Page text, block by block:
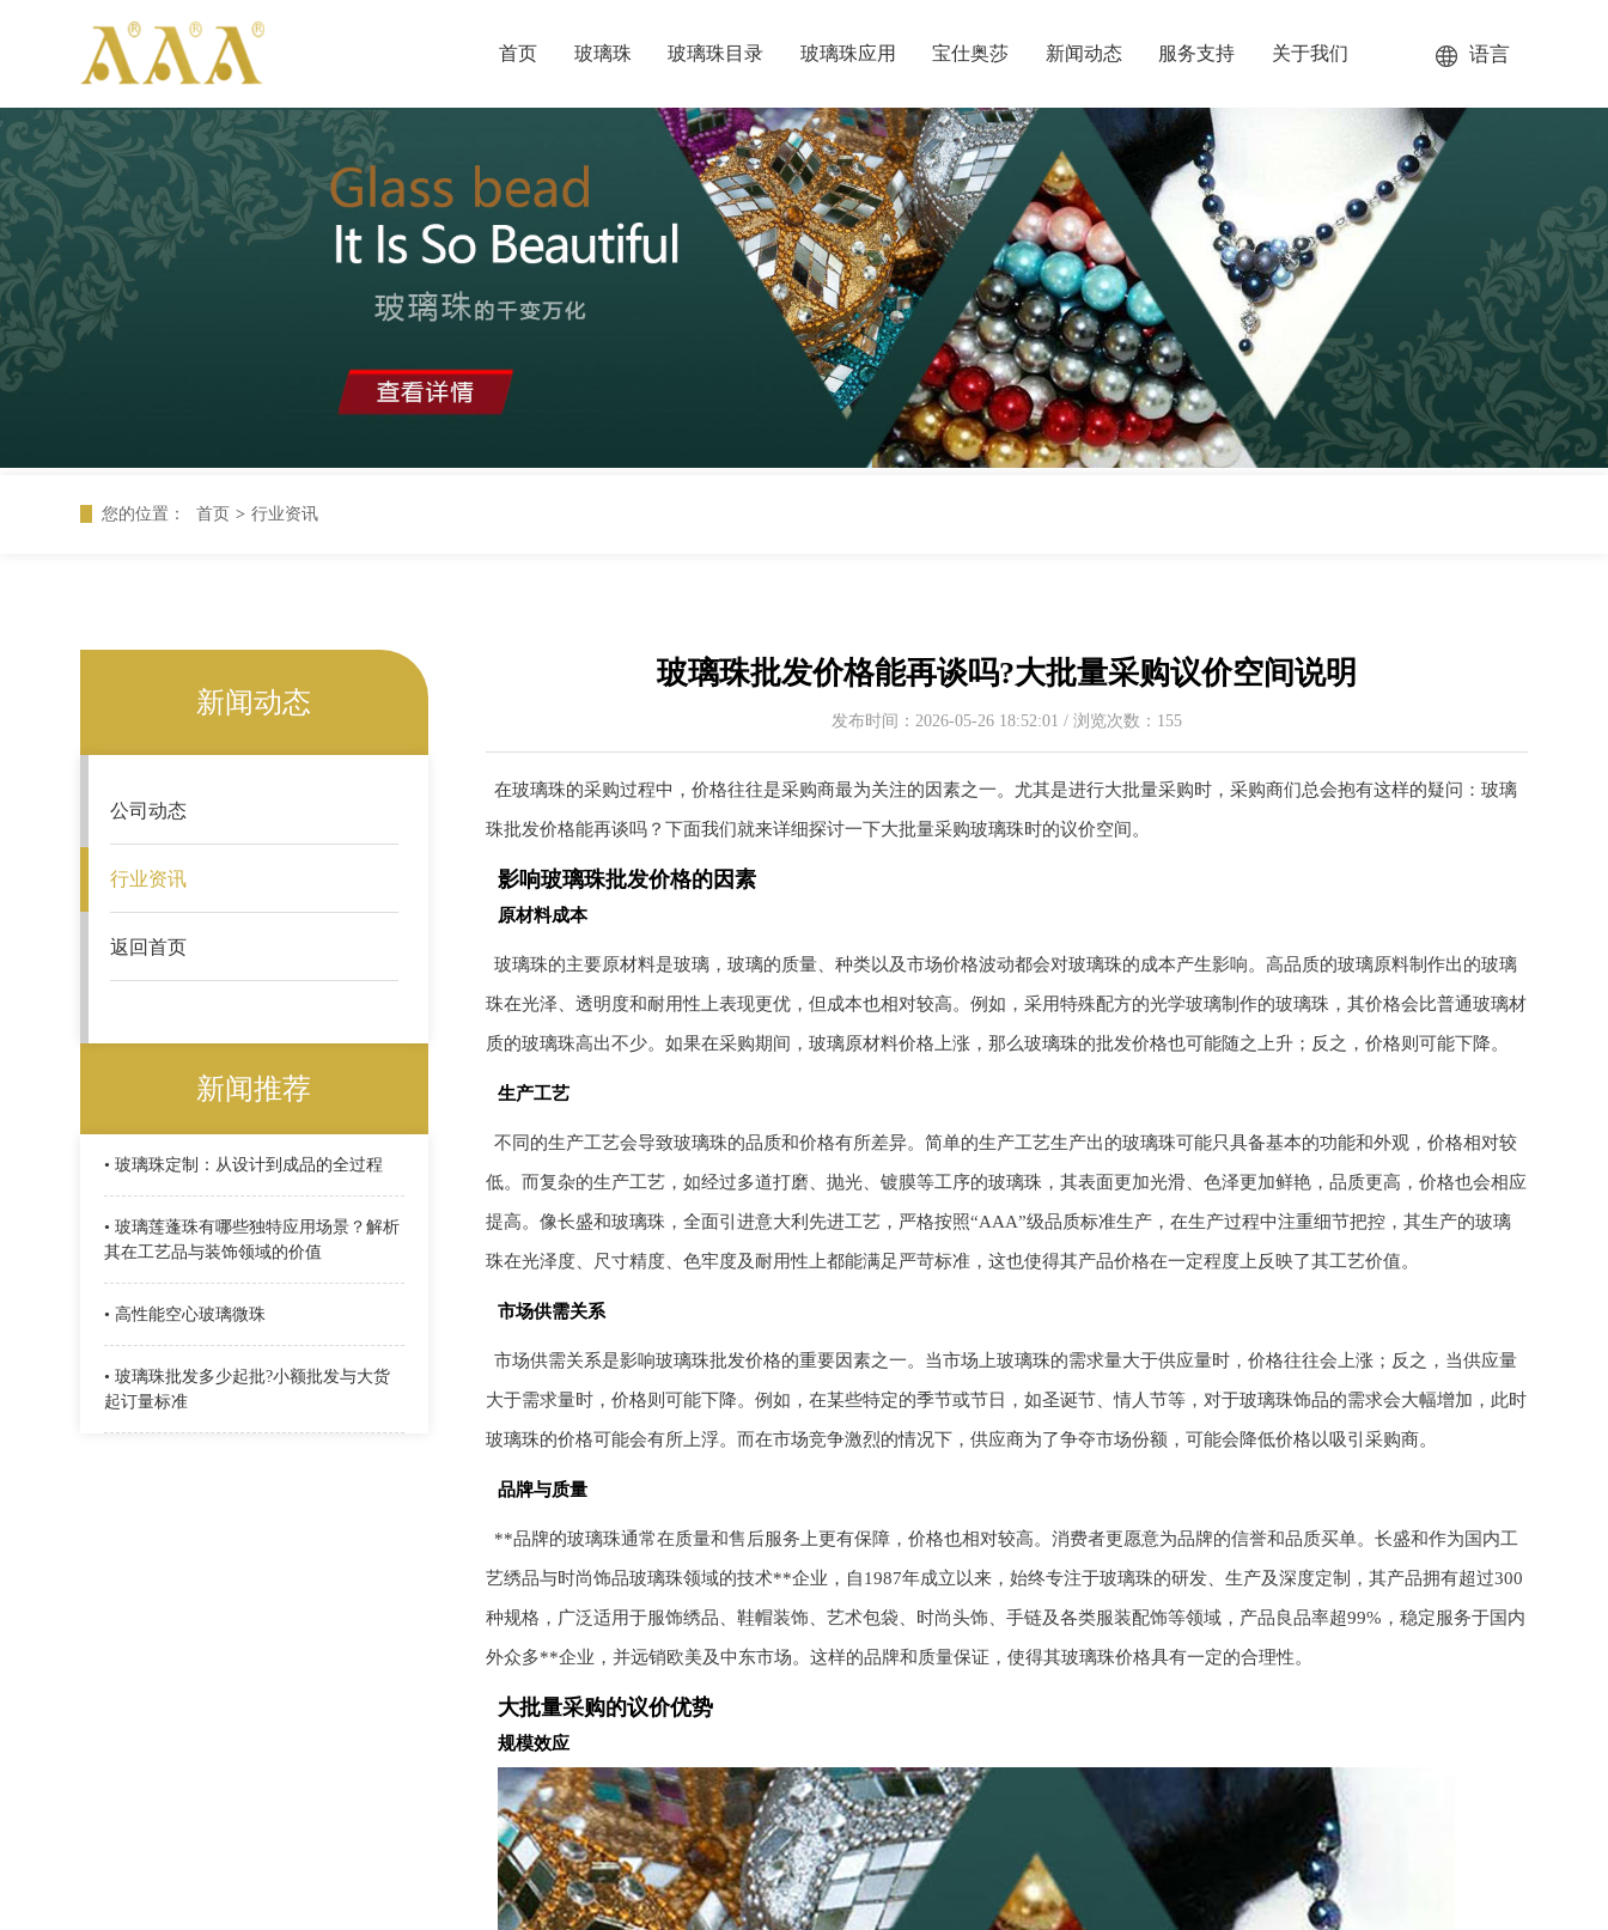
首页 玻璃珠 玻璃珠目录 玻璃珠应用 宝仕奥莎 新闻动态 服务支持 关于我们 语言
您的位置： 首页 > 行业资讯
新闻动态
公司动态
行业资讯
返回首页
新闻推荐
• 玻璃珠定制：从设计到成品的全过程
• 玻璃莲蓬珠有哪些独特应用场景？解析
其在工艺品与装饰领域的价值
• 高性能空心玻璃微珠
• 玻璃珠批发多少起批?小额批发与大货
起订量标准
玻璃珠批发价格能再谈吗?大批量采购议价空间说明
发布时间：2026-05-26 18:52:01 / 浏览次数：155
在玻璃珠的采购过程中，价格往往是采购商最为关注的因素之一。尤其是进行大批量采购时，采购商们总会抱有这样的疑问：玻璃
珠批发价格能再谈吗？下面我们就来详细探讨一下大批量采购玻璃珠时的议价空间。
影响玻璃珠批发价格的因素
原材料成本
玻璃珠的主要原材料是玻璃，玻璃的质量、种类以及市场价格波动都会对玻璃珠的成本产生影响。高品质的玻璃原料制作出的玻璃
珠在光泽、透明度和耐用性上表现更优，但成本也相对较高。例如，采用特殊配方的光学玻璃制作的玻璃珠，其价格会比普通玻璃材
质的玻璃珠高出不少。如果在采购期间，玻璃原材料价格上涨，那么玻璃珠的批发价格也可能随之上升；反之，价格则可能下降。
生产工艺
不同的生产工艺会导致玻璃珠的品质和价格有所差异。简单的生产工艺生产出的玻璃珠可能只具备基本的功能和外观，价格相对较
低。而复杂的生产工艺，如经过多道打磨、抛光、镀膜等工序的玻璃珠，其表面更加光滑、色泽更加鲜艳，品质更高，价格也会相应
提高。像长盛和玻璃珠，全面引进意大利先进工艺，严格按照“AAA”级品质标准生产，在生产过程中注重细节把控，其生产的玻璃
珠在光泽度、尺寸精度、色牢度及耐用性上都能满足严苛标准，这也使得其产品价格在一定程度上反映了其工艺价值。
市场供需关系
市场供需关系是影响玻璃珠批发价格的重要因素之一。当市场上玻璃珠的需求量大于供应量时，价格往往会上涨；反之，当供应量
大于需求量时，价格则可能下降。例如，在某些特定的季节或节日，如圣诞节、情人节等，对于玻璃珠饰品的需求会大幅增加，此时
玻璃珠的价格可能会有所上浮。而在市场竞争激烈的情况下，供应商为了争夺市场份额，可能会降低价格以吸引采购商。
品牌与质量
**品牌的玻璃珠通常在质量和售后服务上更有保障，价格也相对较高。消费者更愿意为品牌的信誉和品质买单。长盛和作为国内工
艺绣品与时尚饰品玻璃珠领域的技术**企业，自1987年成立以来，始终专注于玻璃珠的研发、生产及深度定制，其产品拥有超过300
种规格，广泛适用于服饰绣品、鞋帽装饰、艺术包袋、时尚头饰、手链及各类服装配饰等领域，产品良品率超99%，稳定服务于国内
外众多**企业，并远销欧美及中东市场。这样的品牌和质量保证，使得其玻璃珠价格具有一定的合理性。
大批量采购的议价优势
规模效应